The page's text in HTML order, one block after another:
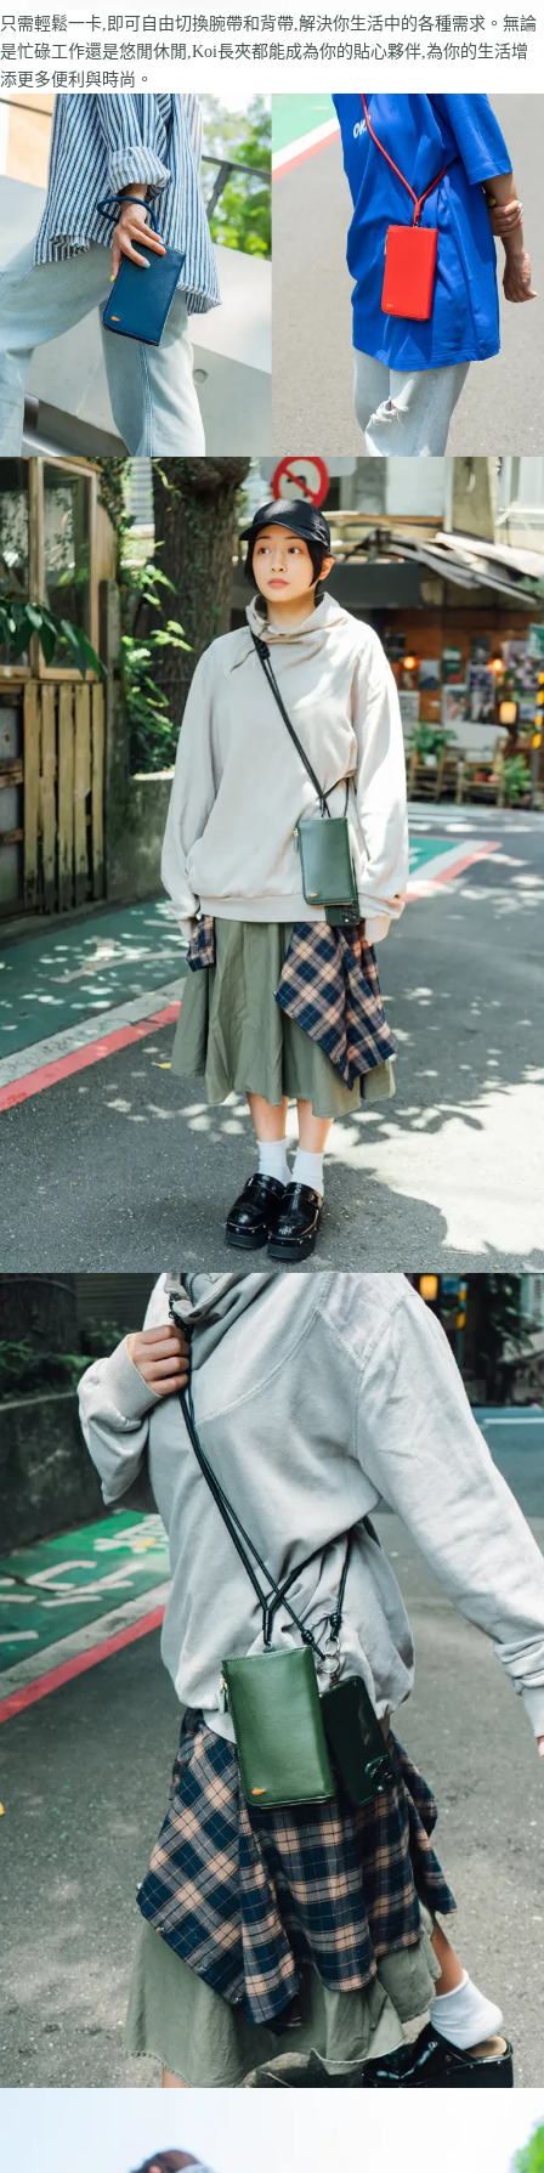
只需輕鬆一卡,即可自由切換腕帶和背帶,解決你生活中的各種需求。無論
是忙碌工作還是悠閒休閒,Koi長夾都能成為你的貼心夥伴,為你的生活增
添更多便利與時尚。